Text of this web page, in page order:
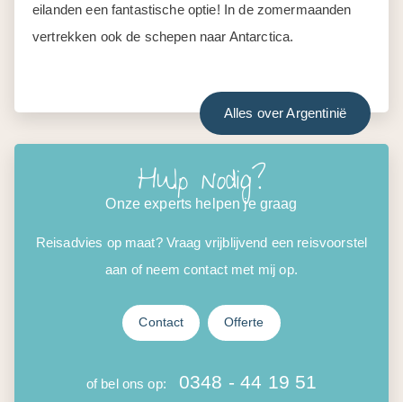
eilanden een fantastische optie! In de zomermaanden
vertrekken ook de schepen naar Antarctica.
Alles over Argentinië
Hulp nodig?
Onze experts helpen je graag
Reisadvies op maat? Vraag vrijblijvend een reisvoorstel
aan of neem contact met mij op.
Contact Offerte
of bel ons op: 0348 - 44 19 51